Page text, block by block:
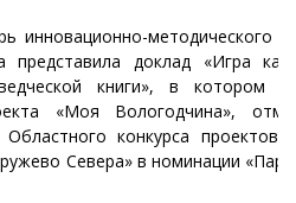
инновационно-методического
представила доклад «Игра
книги», в котором
«Моя Вологодчина»,
конкурса проектов
Севера» в номинации